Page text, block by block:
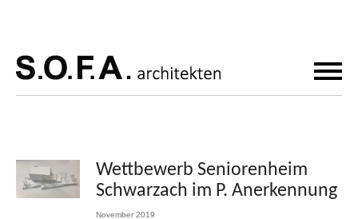
Wettbewerb Seniorenheim
Schwarzach im P. Anerkennung
November 2019